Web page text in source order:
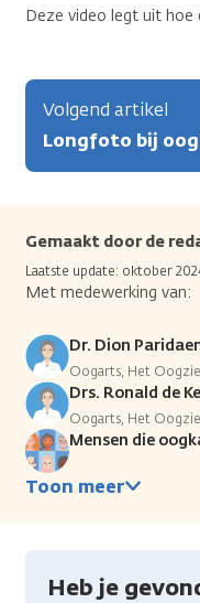
Deze video legt uit hoe
Volgend artikel
Longfoto bij
Gemaakt door de
Laatste update: oktober
Met medewerking van:
Dr. Dion
Oogarts, Het
Drs. Ronald de
Oogarts, Het
Mensen die
Toon meer
Heb je